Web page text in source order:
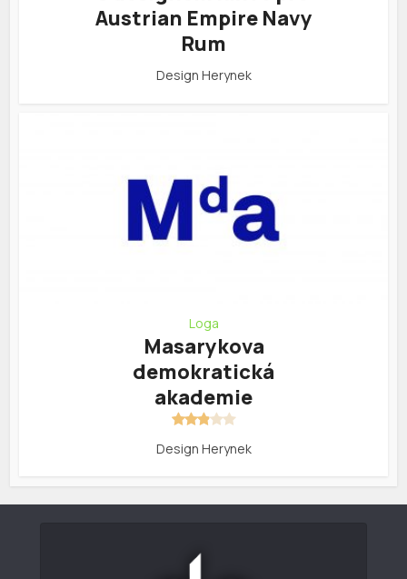
Austrian Empire Navy
Rum
Design Herynek
Loga
Masarykova
demokratická
akademie
Design Herynek